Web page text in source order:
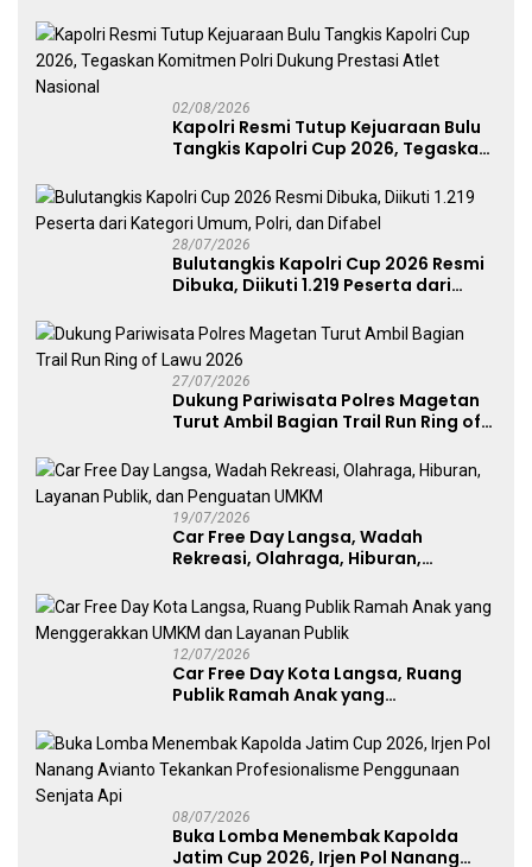
02/08/2026
Kapolri Resmi Tutup Kejuaraan Bulu
Tangkis Kapolri Cup 2026, Tegaskan
Atlet Nasional
28/07/2026
Bulutangkis Kapolri Cup 2026 Resmi
Dibuka, Diikuti 1.219 Peserta dari
27/07/2026
Dukung Pariwisata Polres Magetan
Turut Ambil Bagian Trail Run Ring of
19/07/2026
Car Free Day Langsa, Wadah
Rekreasi, Olahraga, Hiburan,
UMKM
12/07/2026
Car Free Day Kota Langsa, Ruang
Publik Ramah Anak yang
Publik
08/07/2026
Buka Lomba Menembak Kapolda
Jatim Cup 2026, Irjen Pol Nanang